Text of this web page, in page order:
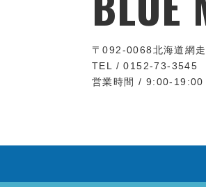
〒092-0068北海道網
TEL / 0152-73-3545
営業時間 / 9:00-19:00